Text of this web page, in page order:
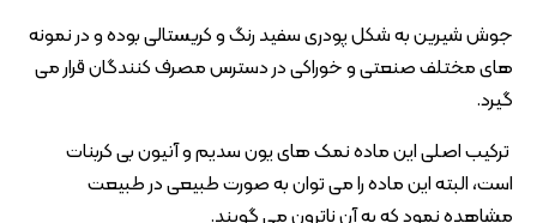
جوش شیرین به شکل پودری سفید رنگ و کریستالی بوده و در نمونه
های مختلف صنعتی و خوراکی در دسترس مصرف کنندگان قرار می
گیرد.
ترکیب اصلی این ماده نمک های یون سدیم و آنیون بی کربنات
است، البته این ماده را می توان به صورت طبیعی در طبیعت
مشاهده نمود که به آن ناترون می گویند.